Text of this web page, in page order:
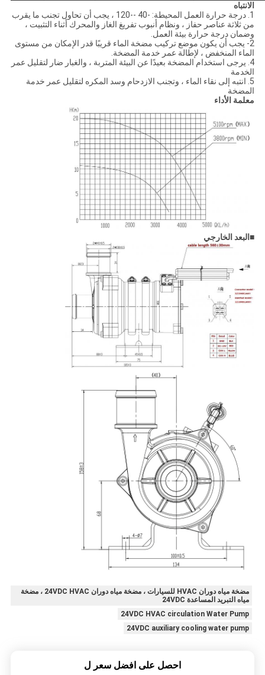
الانتباه
1. درجة حرارة العمل المحيطة: -40 --120 ، يجب أن تحاول تجنب ما يقرب
من ثلاثة عناصر حفاز ، ونظام أنبوب تفريغ الغاز والمحرك أثناء التثبيت ،
وضمان درجة حرارة بيئة العمل.
2- يجب أن يكون موضع تركيب مضخة الماء قريبًا قدر الإمكان من مستوى
الماء المنخفض ، لإطالة عمر خدمة المضخة.
4. يرجى استخدام المضخة بعيدًا عن البيئة المتربة ، والغبار ضار لتقليل عمر
الخدمة
5. انتبه إلى نقاء الماء ، وتجنب الازدحام وسد المكره لتقليل عمر خدمة
المضخة
معلمة الأداء
■البعد الخارجي
مضخة مياه دوران HVAC للسيارات ، مضخة مياه دوران 24VDC HVAC ، مضخة
مياه التبريد المساعدة 24VDC
24VDC HVAC circulation Water Pump
24VDC auxiliary cooling water pump
احصل على افضل سعر ل